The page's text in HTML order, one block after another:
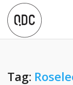
Tag: